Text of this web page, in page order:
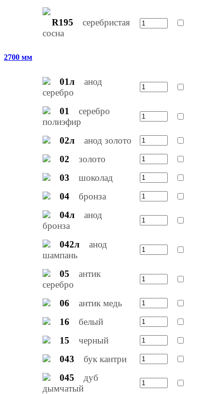
R195
серебристая
сосна
2700 мм
01л
анод
серебро
01
серебро
полиэфир
02л
анод золото
02
золото
03
шоколад
04
бронза
04л
анод
бронза
042л
анод
шампань
05
антик
серебро
06
антик медь
16
белый
15
черный
043
бук кантри
045
дуб
дымчатый